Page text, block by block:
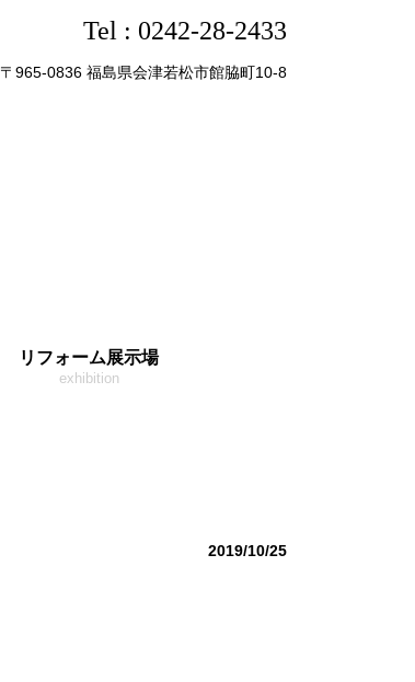
Tel : 0242-28-2433
〒965-0836 福島県会津若松市館脇町10-8
リフォーム展示場
exhibition
2019/10/25